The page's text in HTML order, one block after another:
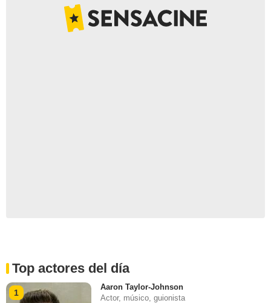
Top actores del día
1
Aaron Taylor-Johnson
Actor, músico, guionista